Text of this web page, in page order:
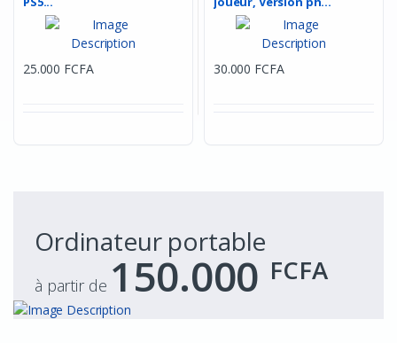
25.000 FCFA 30.000 FCFA
Ordinateur portable
à partir de 150.000 FCFA